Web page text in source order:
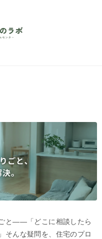
と——「どこに相談したら
そんな疑問を、住宅のプロ